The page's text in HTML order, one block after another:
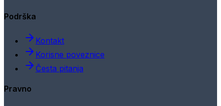
Podrška
Kontakt
Korisne poveznice
Česta pitanja
Pravno